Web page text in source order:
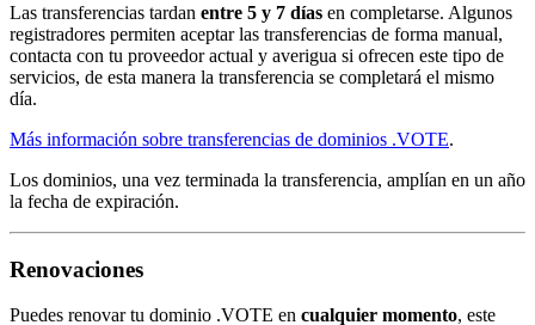
Las transferencias tardan entre 5 y 7 días en completarse. Algunos
registradores permiten aceptar las transferencias de forma manual,
contacta con tu proveedor actual y averigua si ofrecen este tipo de
servicios, de esta manera la transferencia se completará el mismo
día.
Más información sobre transferencias de dominios .VOTE.
Los dominios, una vez terminada la transferencia, amplían en un año
la fecha de expiración.
Renovaciones
Puedes renovar tu dominio .VOTE en cualquier momento, este